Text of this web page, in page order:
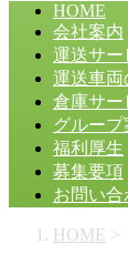
HOME
会社案内
運送サー
運送車両
倉庫サー
グループ
福利厚生
募集要項
お問い合
HOME >